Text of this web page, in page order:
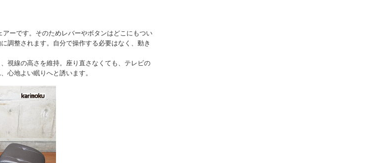
ーです。そのためレバーやボタンはどこにもつい
調整されます。自分で操作する必要はなく、動き
視線の高さを維持。座り直さなくても、テレビの
心地よい眠りへと誘います。